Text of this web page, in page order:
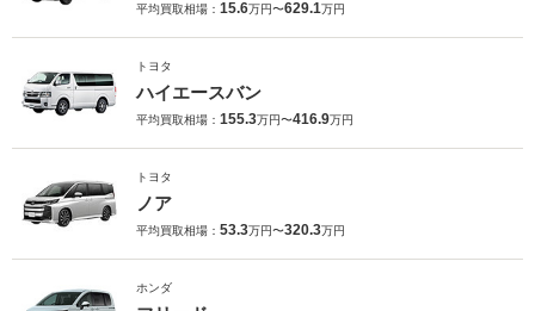
平均買取相場： 15.6万円〜629.1万円
トヨタ
ハイエースバン
平均買取相場： 155.3万円〜416.9万円
トヨタ
ノア
平均買取相場： 53.3万円〜320.3万円
ホンダ